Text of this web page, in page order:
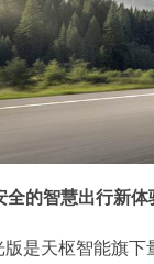
全的智慧出行新体
是天枢智能旗